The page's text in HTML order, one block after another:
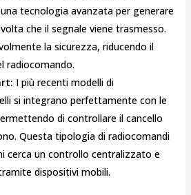
tecnologia avanzata per generare
che il segnale viene trasmesso.
la sicurezza, riducendo il
radiocomando.
I più recenti modelli di
si integrano perfettamente con le
di controllare il cancello
Questa tipologia di radiocomandi
cerca un controllo centralizzato e
dispositivi mobili.